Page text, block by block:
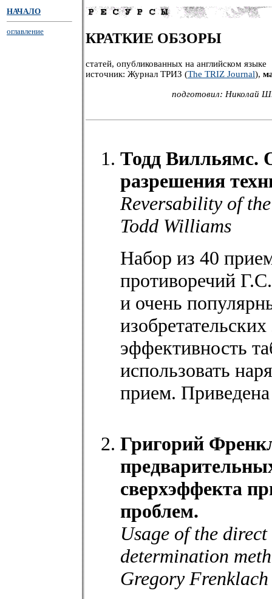
НАЧАЛО
оглавление КРАТКИЕ ОБЗОРЫ
статей, опубликованных на английском языке
источник: Журнал ТРИЗ (The TRIZ Journal),
подготовил: Николай
Тодд Вилльямс.
разрешения
Reversability of
Todd Williams
Набор из 40
противоречий
и очень
эффективность
использовать
прием.
Григорий
сверхэффекта
проблем.
Usage of the
determination
Gregory Frenklach